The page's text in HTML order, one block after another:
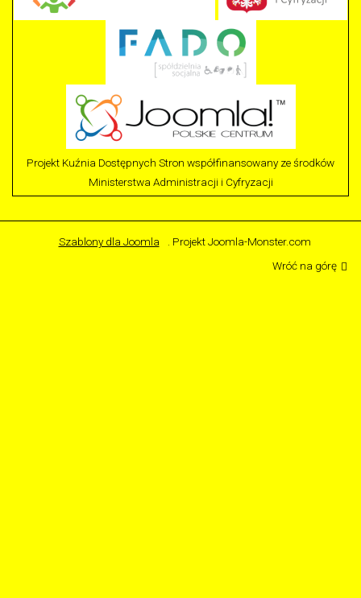
Projekt Kuźnia Dostępnych Stron współfinansowany ze środków
Ministerstwa Administracji i Cyfryzacji
Szablony dla Joomla
. Projekt Joomla-Monster.com
Wróć na górę